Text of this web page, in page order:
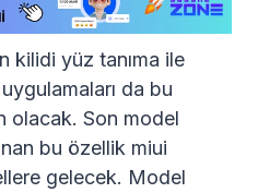
kilidi yüz tanıma ile
da bu
olacak. Son model
bu özellik miui
gelecek. Model